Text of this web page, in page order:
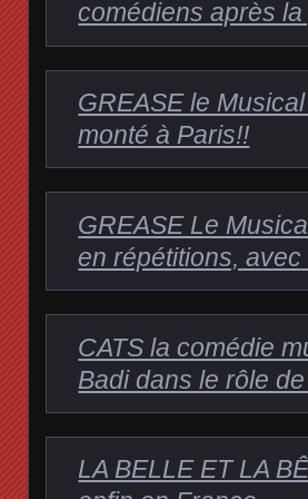
comédiens après
GREASE le
monté à Paris!!
GREASE Le
en répétitions,
CATS la comédie
Badi dans le rôle
LA BELLE ET LA